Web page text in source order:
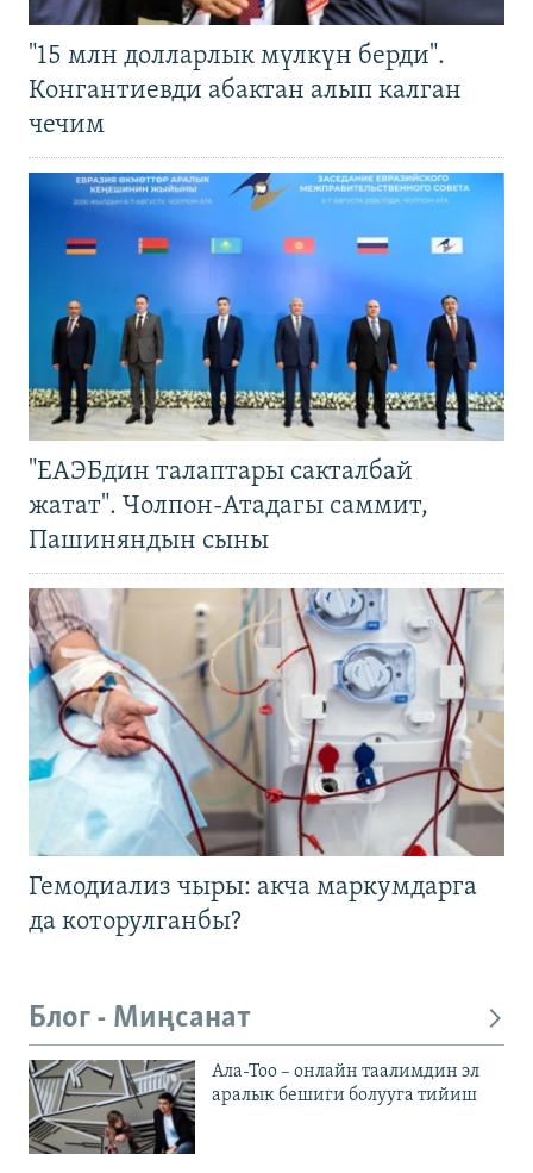
"15 млн долларлык мүлкүн берди".
Конгантиевди абактан алып калган
чечим
"ЕАЭБдин талаптары сакталбай
жатат". Чолпон-Атадагы саммит,
Пашиняндын сыны
Гемодиализ чыры: акча маркумдарга
да которулганбы?
Блог - Миңсанат
Ала-Тоо – онлайн таалимдин эл
аралык бешиги болууга тийиш